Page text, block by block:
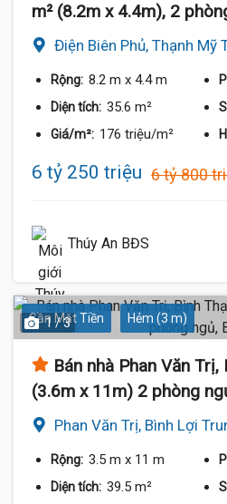
m² (8.2m x 4.4m), 2
Điện Biên Phủ, Thạnh Mỹ
Rộng: 8.2 m x 4.4 m
Diện tích: 35.6 m²
Giá/m²: 176 triệu/m²
6 tỷ 250 triệu 6 tỷ 800
Thúy An BĐS
Gần Mặt Tiền Hẻm (3 m)
1 / 3
Bán nhà Phan Văn Trị,
(3.6m x 11m) 2 phòng
Phan Văn Trị, Bình Lợi
Rộng: 3.5 m x 11 m
Diện tích: 39.5 m²